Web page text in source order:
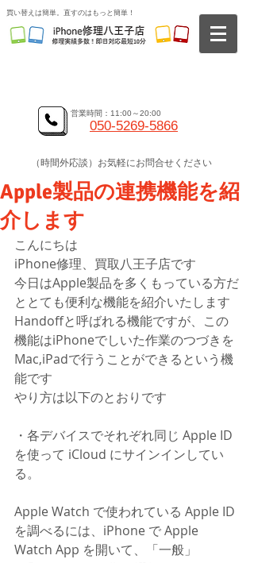
​買い替えは簡単。直すのはもっと簡単！
050-5269-5866
営業時間：11:00～20:00
（時間外応談）お気軽にお問合せください
Apple製品の連携機能を紹
介します
こんにちは
iPhone修理、買取八王子店です
今日はApple製品を多くもっている方だ
ととても便利な機能を紹介いたします
Handoffと呼ばれる機能ですが、この
機能はiPhoneでしいた作業のつづきを
Mac,iPadで行うことができるという機
能です
やり方は以下のとおりです
・各デバイスでそれぞれ同じ Apple ID
を使って iCloud にサインインしてい
る。
Apple Watch で使われている Apple ID
を調べるには、iPhone で Apple
Watch App を開いて、「一般」